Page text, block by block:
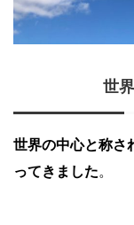
世
世界の中心と称さ
ってきました。